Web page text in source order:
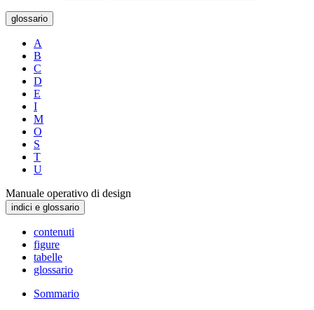
glossario
A
B
C
D
E
I
M
O
S
T
U
Manuale operativo di design
indici e glossario
contenuti
figure
tabelle
glossario
Sommario